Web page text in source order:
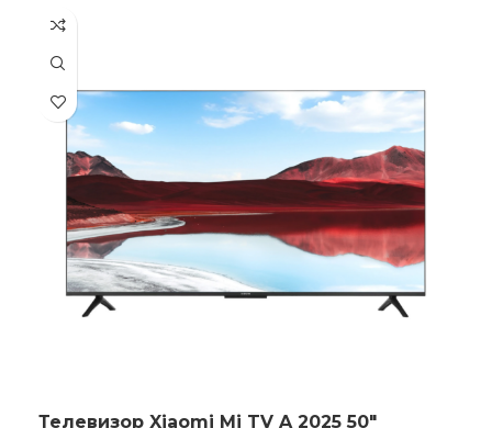
Телевизор Xiaomi Mi TV A 2025 50"